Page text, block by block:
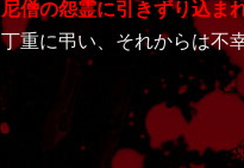
尼僧の怨霊に引きずり込ま
丁重に弔い、それからは不